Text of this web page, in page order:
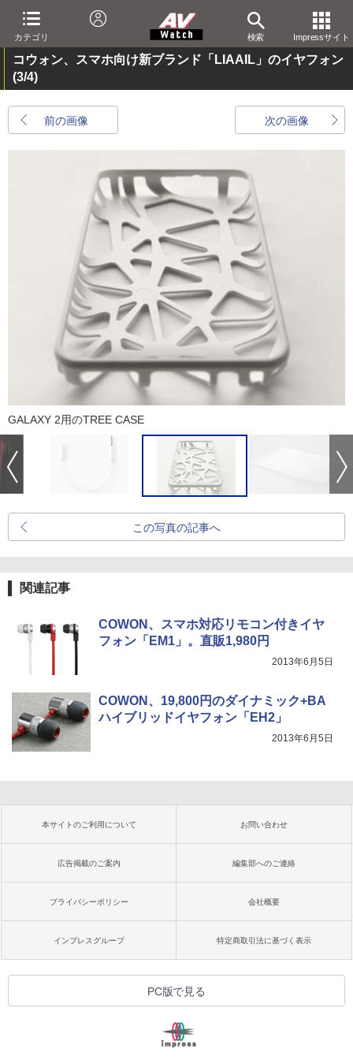
カテゴリ 検索 Impressサイト
コウォン、スマホ向け新ブランド「LIAAIL」のイヤフォン
(3/4)
前の画像 次の画像
GALAXY 2用のTREE CASE
この写真の記事へ
関連記事
COWON、スマホ対応リモコン付きイヤ
フォン「EM1」。直販1,980円
2013年6月5日
COWON、19,800円のダイナミック+BA
ハイブリッドイヤフォン「EH2」
2013年6月5日
本サイトのご利用について お問い合わせ
広告掲載のご案内 編集部へのご連絡
プライバシーポリシー 会社概要
インプレスグループ 特定商取引法に基づく表示
PC版で見る